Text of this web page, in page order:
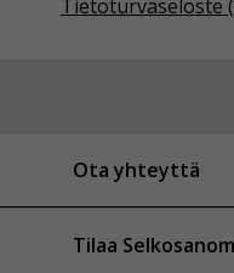
Tietoturvaseloste
Ota yhteyttä
Tilaa